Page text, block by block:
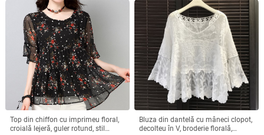
Top din chiffon cu imprimeu floral,
croială lejeră, guler rotund, stil
Bluza din dantelă cu mâneci clopot,
decolteu în V, broderie florală,